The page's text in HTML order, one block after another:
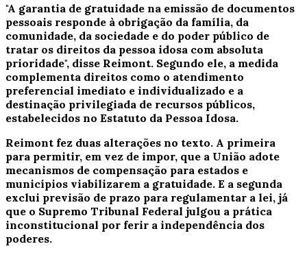
"A garantia de gratuidade na emissão de documentos
pessoais responde à obrigação da família, da
comunidade, da sociedade e do poder público de
tratar os direitos da pessoa idosa com absoluta
prioridade", disse Reimont. Segundo ele, a medida
complementa direitos como o atendimento
preferencial imediato e individualizado e a
destinação privilegiada de recursos públicos,
estabelecidos no Estatuto da Pessoa Idosa.
Reimont fez duas alterações no texto. A primeira
para permitir, em vez de impor, que a União adote
mecanismos de compensação para estados e
municípios viabilizarem a gratuidade. E a segunda
exclui previsão de prazo para regulamentar a lei, já
que o Supremo Tribunal Federal julgou a prática
inconstitucional por ferir a independência dos
poderes.